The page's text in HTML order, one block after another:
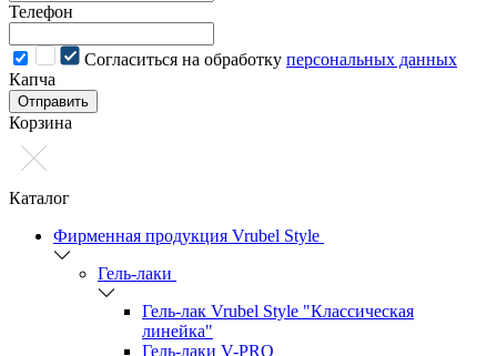
Телефон
Cогласиться на обработку персональных данных
Капча
Отправить
Корзина
Каталог
Фирменная продукция Vrubel Style
Гель-лаки
Гель-лак Vrubel Style "Классическая
линейка"
Гель-лаки V-PRO